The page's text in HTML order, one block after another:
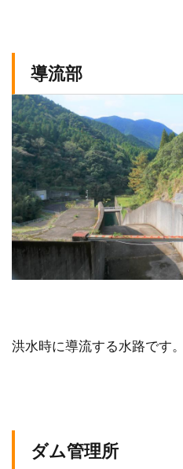
導流部
洪水時に導流する水路です。
ダム管理所